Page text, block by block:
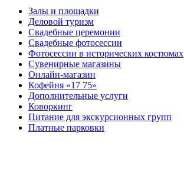
Залы и площадки
Деловой туризм
Свадебные церемонии
Свадебные фотосессии
Фотосессии в исторических костюмах
Сувенирные магазины
Онлайн-магазин
Кофейня «17 75»
Дополнительные услуги
Коворкинг
Питание для экскурсионных групп
Платные парковки